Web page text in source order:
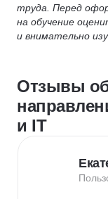
труда. Перед
на обучение
и внимательно
Отзывы об
и IT